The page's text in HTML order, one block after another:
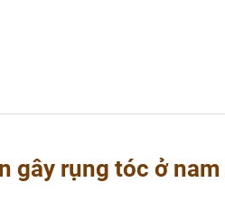
gây rụng tóc ở